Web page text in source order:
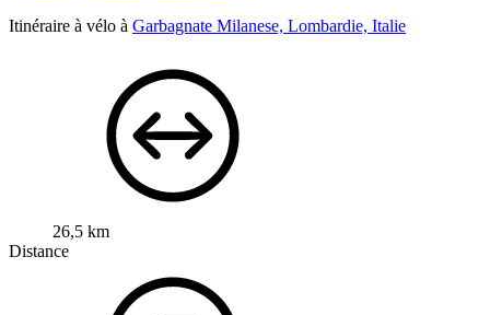
Itinéraire à vélo à Garbagnate Milanese, Lombardie, Italie
26,5 km
Distance